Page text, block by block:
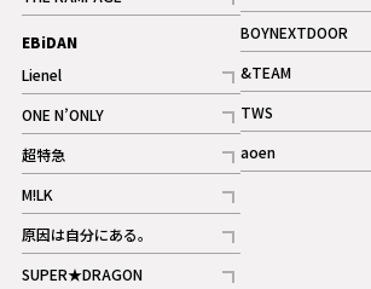
記事
ギャラリー
EBiDAN
Lienel
記事
ONE N’ONLY
記事
超特急
記事
M!LK
記事
原因は自分にある。
記事
SUPER★DRAGON
ギャラリー
記事
BOYNEXTDOOR
記事
&TEAM
記事
TWS
記事
aoen
記事